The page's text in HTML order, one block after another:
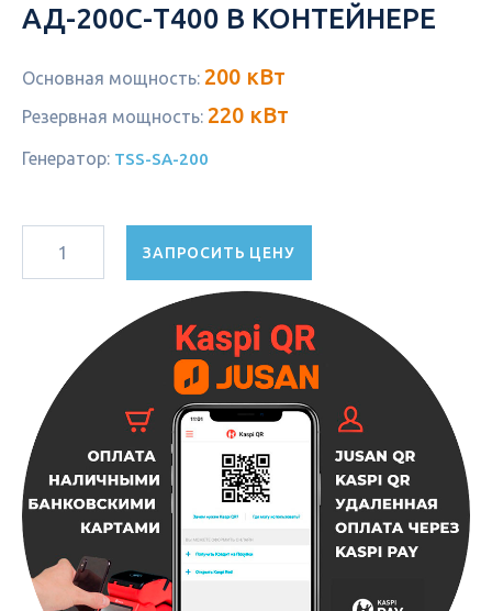
АД-200С-Т400 В КОНТЕЙНЕРЕ
Основная мощность: 200 кВт
Резервная мощность: 220 кВт
Генератор: TSS-SA-200
ЗАПРОСИТЬ ЦЕНУ